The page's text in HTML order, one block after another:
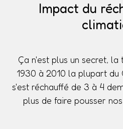
Impact du
Ça n'est plus un secret,
1930 à 2010 la plupart
s'est réchauffé de 3 à 4
plus de faire pousser